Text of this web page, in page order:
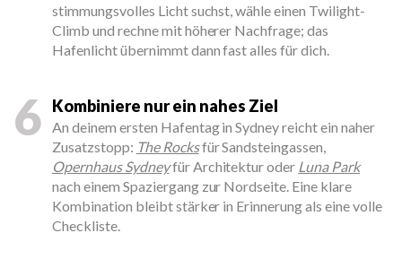
stimmungsvolles Licht suchst, wähle einen Twilight-
Climb und rechne mit höherer Nachfrage; das
Hafenlicht übernimmt dann fast alles für dich.
6 Kombiniere nur ein nahes Ziel
An deinem ersten Hafentag in Sydney reicht ein naher
Zusatzstopp: The Rocksfür Sandsteingassen,
Opernhaus Sydneyfür Architektur oder Luna Park
nach einem Spaziergang zur Nordseite. Eine klare
Kombination bleibt stärker in Erinnerung als eine volle
Checkliste.